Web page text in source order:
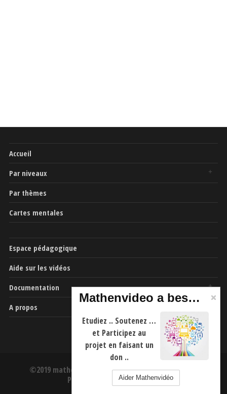
Accueil
Par niveaux
Par thèmes
Cartes mentales
Espace pédagogique
Aide sur les vidéos
Documentation
A propos
©2019 mathenvideo.fr -CGU-Mentions Légales
Politique de confidentialité
Mathenvideo a besoin de vous
Etudiez .. Soutenez …
et Participez au
projet en faisant un
don ..
Aider Mathenvidéo